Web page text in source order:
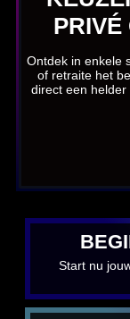
PRIVÉ
Ontdek in enkele
of retraite het
direct een
Start nu